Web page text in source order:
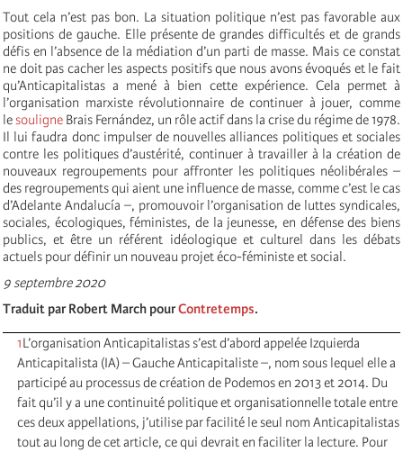
Tout cela n’est pas bon. La situation politique n’est pas favorable aux
positions de gauche. Elle présente de grandes difficultés et de grands
défis en l’absence de la médiation d’un parti de masse. Mais ce constat
ne doit pas cacher les aspects positifs que nous avons évoqués et le fait
qu’Anticapitalistas a mené à bien cette expérience. Cela permet à
l’organisation marxiste révolutionnaire de continuer à jouer, comme
lesouligne Brais Fernández, un rôle actif dans la crise du régime de 1978.
Il lui faudra donc impulser de nouvelles alliances politiques et sociales
contre les politiques d’austérité, continuer à travailler à la création de
nouveaux regroupements pour affronter les politiques néolibérales –
des regroupements qui aient une influence de masse, comme c’est le cas
d’Adelante Andalucía –, promouvoir l’organisation de luttes syndicales,
sociales, écologiques, féministes, de la jeunesse, en défense des biens
publics, et être un référent idéologique et culturel dans les débats
actuels pour définir un nouveau projet éco-féministe et social.
9 septembre 2020
Traduit par Robert March pourContretemps.
1L’organisation Anticapitalistas s’est d’abord appelée Izquierda
Anticapitalista (IA) – Gauche Anticapitaliste –, nom sous lequel elle a
participé au processus de création de Podemos en 2013 et 2014. Du
fait qu’il y a une continuité politique et organisationnelle totale entre
ces deux appellations, j’utilise par facilité le seul nom Anticapitalistas
tout au long de cet article, ce qui devrait en faciliter la lecture. Pour